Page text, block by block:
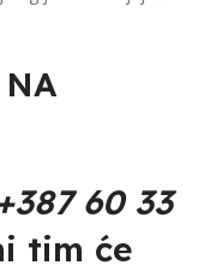
60 33
tim će